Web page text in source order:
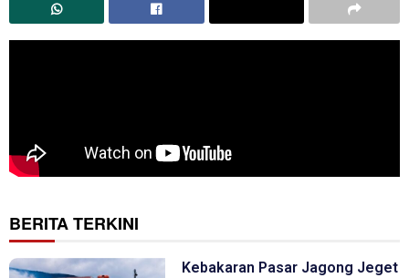
BERITA TERKINI
Kebakaran Pasar Jagong Jeget